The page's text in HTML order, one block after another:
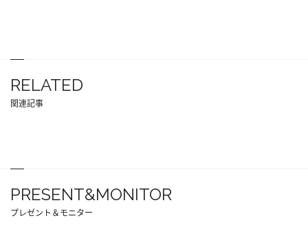
RELATED
関連記事
PRESENT&MONITOR
プレゼント＆モニター